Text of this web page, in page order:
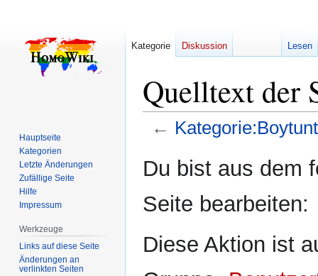
Quelltext der
←
Navigation
Suche
Du bist aus dem
Seite bearbeiten:
Diese Aktion ist
Kategorie Diskussion Lesen
Hauptseite
Kategorien
Letzte Änderungen
Zufällige Seite
Hilfe
Impressum
Werkzeuge
Links auf diese Seite
Änderungen an
verlinkten Seiten